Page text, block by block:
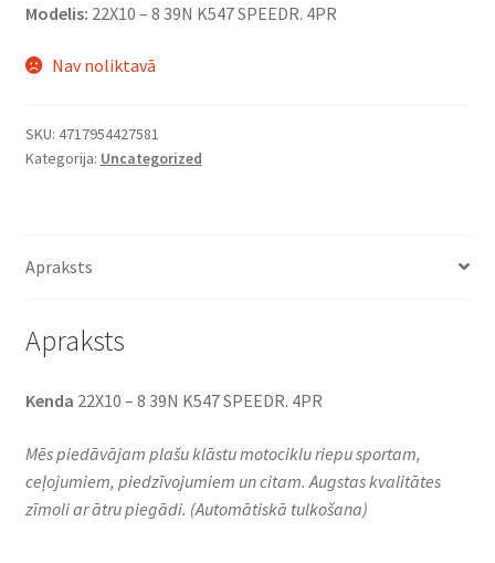
Modelis: 22X10 – 8 39N K547 SPEEDR. 4PR
Nav noliktavā
SKU: 4717954427581
Kategorija: Uncategorized
Apraksts
Apraksts
Kenda 22X10 – 8 39N K547 SPEEDR. 4PR
Mēs piedāvājam plašu klāstu motociklu riepu sportam,
ceļojumiem, piedzīvojumiem un citam. Augstas kvalitātes
zīmoli ar ātru piegādi. (Automātiskā tulkošana)